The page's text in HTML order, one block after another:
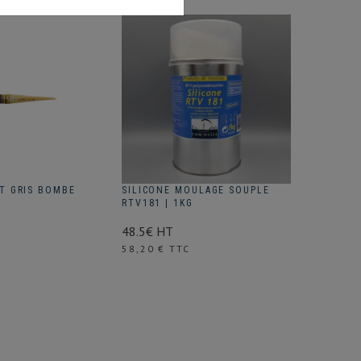
GRIS BOMBE
SILICONE MOULAGE SOUPLE
RTV181 | 1KG
48.5€ HT
Prix
58,20 € TTC